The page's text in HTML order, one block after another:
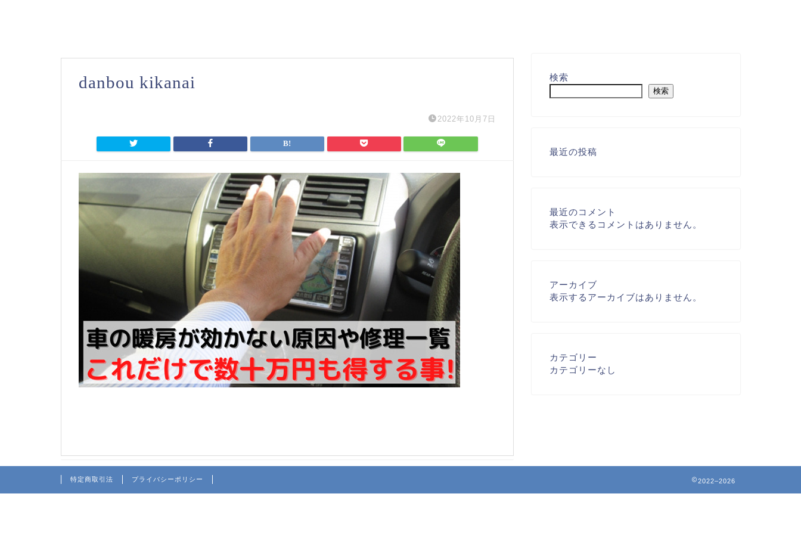
danbou kikanai
2022年10月7日
検索
検索
最近の投稿
最近のコメント
表示できるコメントはありません。
アーカイブ
表示するアーカイブはありません。
カテゴリー
カテゴリーなし
特定商取引法 プライバシーポリシー 2022–2026